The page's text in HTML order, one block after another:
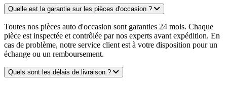
Quelle est la garantie sur les pièces d'occasion ?
Toutes nos pièces auto d'occasion sont garanties 24 mois. Chaque
pièce est inspectée et contrôlée par nos experts avant expédition. En
cas de problème, notre service client est à votre disposition pour un
échange ou un remboursement.
Quels sont les délais de livraison ?